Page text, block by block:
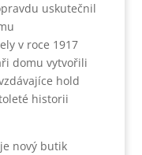
uskutečnil
v roce 1917
domu vytvořili
hold
historii
nový butik